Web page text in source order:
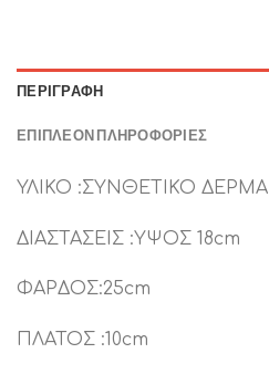
ΠΕΡΙΓΡΑΦΉ
ΕΠΙΠΛΈΟΝ ΠΛΗΡΟΦΟΡΊΕΣ
ΥΛΙΚΟ :ΣΥΝΘΕΤΙΚΟ ΔΕΡΜΑ
ΔΙΑΣΤΑΣΕΙΣ :ΥΨΟΣ 18cm
ΦΑΡΔΟΣ:25cm
ΠΛΑΤΟΣ :10cm